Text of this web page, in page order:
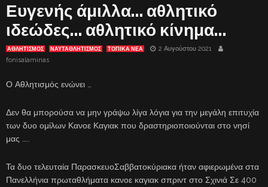
Ευγενής άμιλλα… αθλητικό
ιδεώδες… αθλητικό κίνημα…
ΑΘΛΗΤΙΣΜΟΣ ΝΑΥΤΑΘΛΗΤΙΣΜΟΣ ΤΟΠΙΚΑ ΝΕΑ
2 Αυγούστου 2021
fonisalaminas
Ο Αθλητισμός ενώνει …
Δεν θα μπορούσα να μην γράψω λίγα λόγια για την μεγάλη επιτυχία
των δυο ομίλων Κανοε Καγιακ που δραστηριοποιούνται στο νησί
μας …..
Τα δυο τελευταία ΠαρασκευοΣαββατοκύριακα ήταν αφιερωμένα στα
Πανελλήνια πρωταθλήματα κανοε καγιακ σπριντ στο Σχινιά Σε 400